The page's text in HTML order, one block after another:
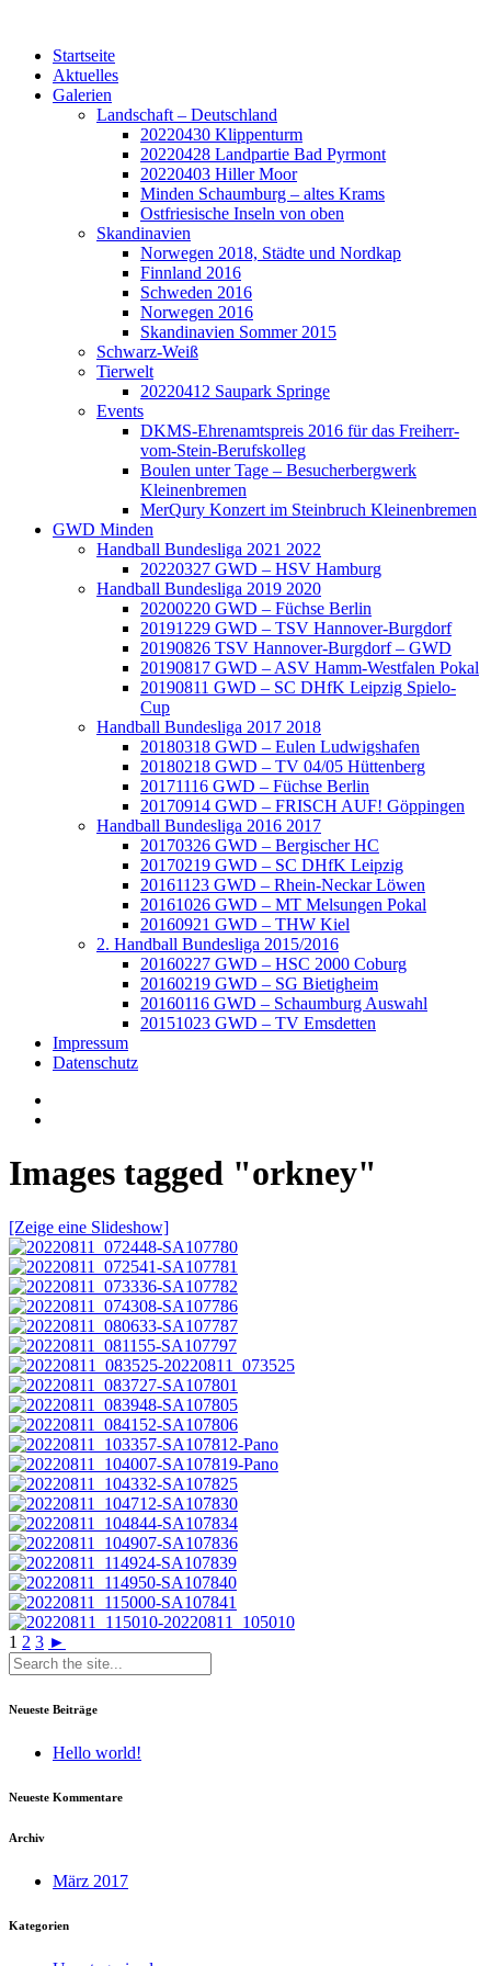
Startseite
Aktuelles
Galerien
Landschaft – Deutschland
20220430 Klippenturm
20220428 Landpartie Bad Pyrmont
20220403 Hiller Moor
Minden Schaumburg – altes Krams
Ostfriesische Inseln von oben
Skandinavien
Norwegen 2018, Städte und Nordkap
Finnland 2016
Schweden 2016
Norwegen 2016
Skandinavien Sommer 2015
Schwarz-Weiß
Tierwelt
20220412 Saupark Springe
Events
DKMS-Ehrenamtspreis 2016 für das Freiherr-
vom-Stein-Berufskolleg
Boulen unter Tage – Besucherbergwerk
Kleinenbremen
MerQury Konzert im Steinbruch Kleinenbremen
GWD Minden
Handball Bundesliga 2021 2022
20220327 GWD – HSV Hamburg
Handball Bundesliga 2019 2020
20200220 GWD – Füchse Berlin
20191229 GWD – TSV Hannover-Burgdorf
20190826 TSV Hannover-Burgdorf – GWD
20190817 GWD – ASV Hamm-Westfalen Pokal
20190811 GWD – SC DHfK Leipzig Spielo-
Cup
Handball Bundesliga 2017 2018
20180318 GWD – Eulen Ludwigshafen
20180218 GWD – TV 04/05 Hüttenberg
20171116 GWD – Füchse Berlin
20170914 GWD – FRISCH AUF! Göppingen
Handball Bundesliga 2016 2017
20170326 GWD – Bergischer HC
20170219 GWD – SC DHfK Leipzig
20161123 GWD – Rhein-Neckar Löwen
20161026 GWD – MT Melsungen Pokal
20160921 GWD – THW Kiel
2. Handball Bundesliga 2015/2016
20160227 GWD – HSC 2000 Coburg
20160219 GWD – SG Bietigheim
20160116 GWD – Schaumburg Auswahl
20151023 GWD – TV Emsdetten
Impressum
Datenschutz
Images tagged "orkney"
[Zeige eine Slideshow]
1 2 3 ►
Neueste Beiträge
Hello world!
Neueste Kommentare
Archiv
März 2017
Kategorien